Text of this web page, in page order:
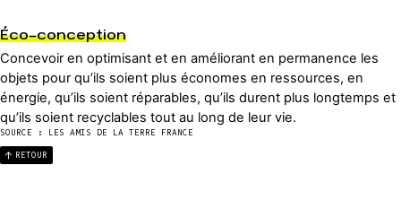
Éco-conception
Concevoir en optimisant et en améliorant en permanence les
objets pour qu’ils soient plus économes en ressources, en
énergie, qu’ils soient réparables, qu’ils durent plus longtemps et
qu’ils soient recyclables tout au long de leur vie.
SOURCE : LES AMIS DE LA TERRE FRANCE
RETOUR